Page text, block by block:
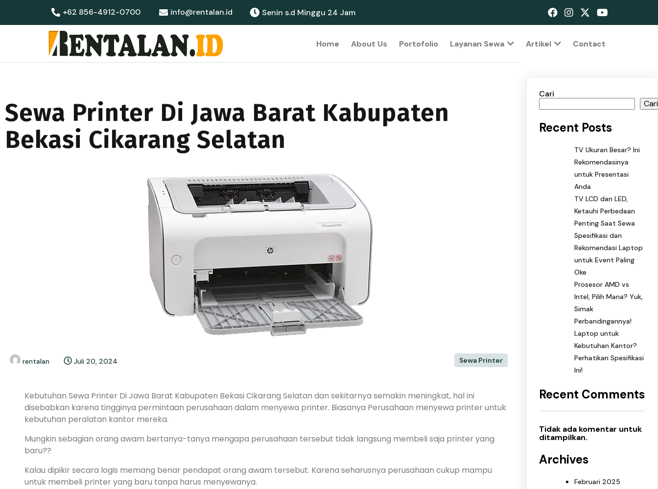
+62 856-4912-0700 info@rentalan.id Senin s.d Minggu 24 Jam
Home About Us Portofolio Layanan Sewa Artikel Contact
Sewa Printer Di Jawa Barat Kabupaten
Bekasi Cikarang Selatan
rentalan Juli 20, 2024 Sewa Printer
Kebutuhan Sewa Printer Di Jawa Barat Kabupaten Bekasi Cikarang Selatan dan sekitarnya semakin meningkat, hal ini
disebabkan karena tingginya permintaan perusahaan dalam menyewa printer. Biasanya Perusahaan menyewa printer untuk
kebutuhan peralatan kantor mereka.
Mungkin sebagian orang awam bertanya-tanya mengapa perusahaan tersebut tidak langsung membeli saja printer yang
baru??
Kalau dipikir secara logis memang benar pendapat orang awam tersebut. Karena seharusnya perusahaan cukup mampu
untuk membeli printer yang baru tanpa harus menyewanya.
Cari
Cari
Recent Posts
TV Ukuran Besar? Ini
Rekomendasinya
untuk Presentasi
Anda
TV LCD dan LED,
Ketauhi Perbedaan
Penting Saat Sewa
Spesifikasi dan
Rekomendasi Laptop
untuk Event Paling
Oke
Prosesor AMD vs
Intel, Pilih Mana? Yuk,
Simak
Perbandingannya!
Laptop untuk
Kebutuhan Kantor?
Perhatikan Spesifikasi
Ini!
Recent Comments
Tidak ada komentar untuk
ditampilkan.
Archives
Februari 2025